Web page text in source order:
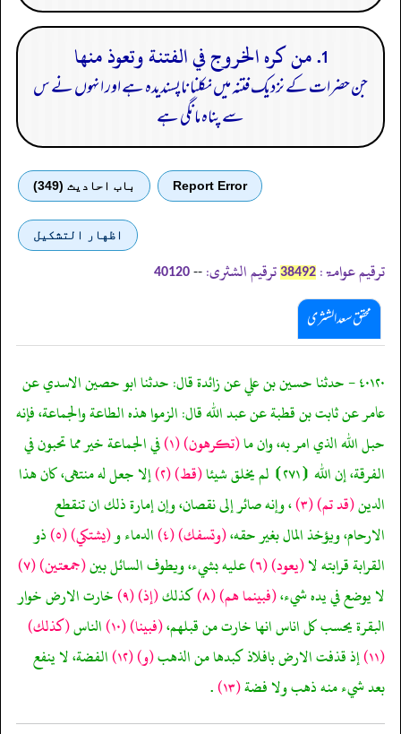
1. من كره الخروج في الفتنة وتعوذ منها
جن حضرات کے نزدیک فتنہ میں نکلنا ناپسندیدہ ہے اور انہوں نے س
سے پناہ مانگی ہے
Report Error باب احادیث (349)
اظهار التشكيل
ترقیم عوامۃ: 38492 ترقیم الشثری: --
40120
محقق سعد الشثری
٤٠١٢٠ - حدثنا حسين بن علي عن زائدة قال: حدثنا ابو حصين الاسدي عن
عامر عن ثابت بن قطبة عن عبد الله قال: الزموا هذه الطاعة والجماعة، فإنه
حبل الله الذي امر به، وان ما(تكرهون)(١) في الجماعة خير مما تحبون في
الفرقة، إن الله ⦗٢٧١⦘ لم يخلق شيئا
(قط)(٢) إلا جعل له منتهى، كان هذا
الدين(قد تم)(٣) ، وإنه صائر إلى نقصان، وإن إمارة ذلك ان تنقطع
الارحام، ويؤخذ المال بغير حقه،(وتسفك)(٤) الدماء و(يشتكي)(٥) ذو
القرابة قرابته لا(يعود)(٦) عليه بشيء، ويطوف السائل بين(جمعتين)(٧)
لا يوضع في يده شيء،(فبينما هم)(٨) كذلك(إذ)(٩) خارت الارض خوار
البقرة يحسب كل اناس انها خارت من قبلهم،(فبينا)(١٠) الناس(كذلك)
(١١)
إذ قذفت الارض بافلاذ كبدها من الذهب(و)(١٢)
الفضة، لا ينفع
بعد شيء منه ذهب ولا فضة(١٣) .